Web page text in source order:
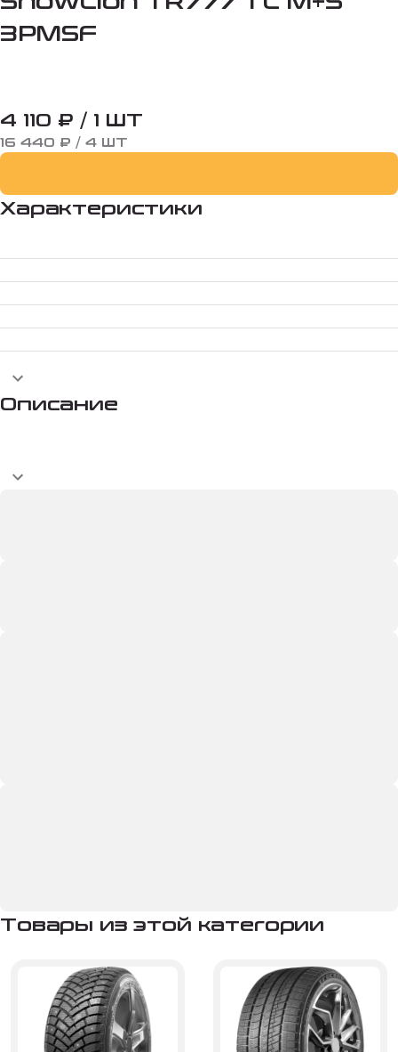
3PMSF
4 110 ₽ / 1 ШТ
16 440 ₽ / 4 ШТ
Характеристики
Описание
Товары из этой категории